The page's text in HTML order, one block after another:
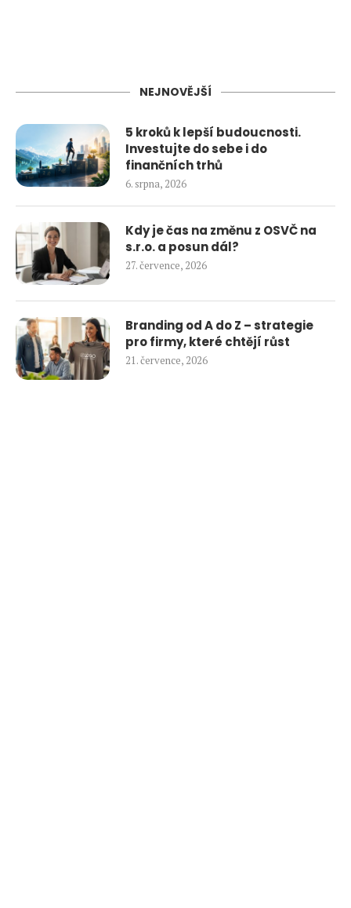
NEJNOVĚJŠÍ
5 kroků k lepší budoucnosti.
Investujte do sebe i do
finančních trhů
6. srpna, 2026
Kdy je čas na změnu z OSVČ na
s.r.o. a posun dál?
27. července, 2026
Branding od A do Z – strategie
pro firmy, které chtějí růst
21. července, 2026